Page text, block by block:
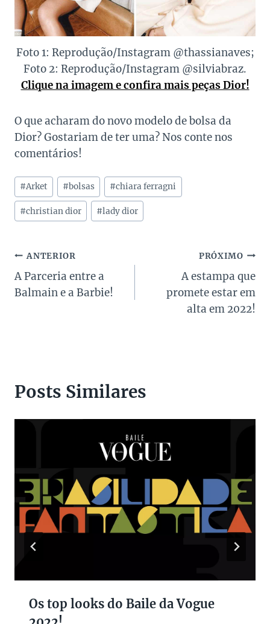
Foto 1: Reprodução/Instagram @thassianaves;
Foto 2: Reprodução/Instagram @silviabraz.
Clique na imagem e confira mais peças Dior!
O que acharam do novo modelo de bolsa da
Dior? Gostariam de ter uma? Nos conte nos
comentários!
Tags
do
Post:
#Arket #bolsas #chiara ferragni
#christian dior #lady dior
Navegação
de
ANTERIOR
A Parceria entre a
Balmain e a Barbie!
PRÓXIMO
A estampa que
promete estar em
alta em 2022!
Posts Similares
Os top looks do Baile da Vogue